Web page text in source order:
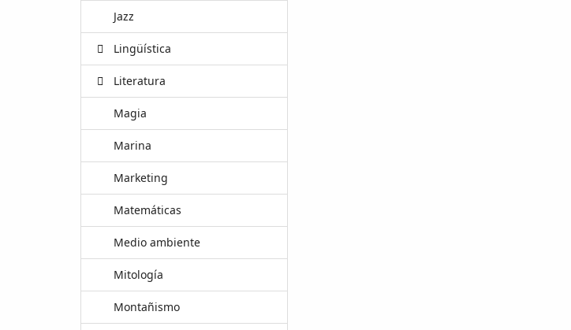
Jazz
Lingüística
Literatura
Magia
Marina
Marketing
Matemáticas
Medio ambiente
Mitología
Montañismo